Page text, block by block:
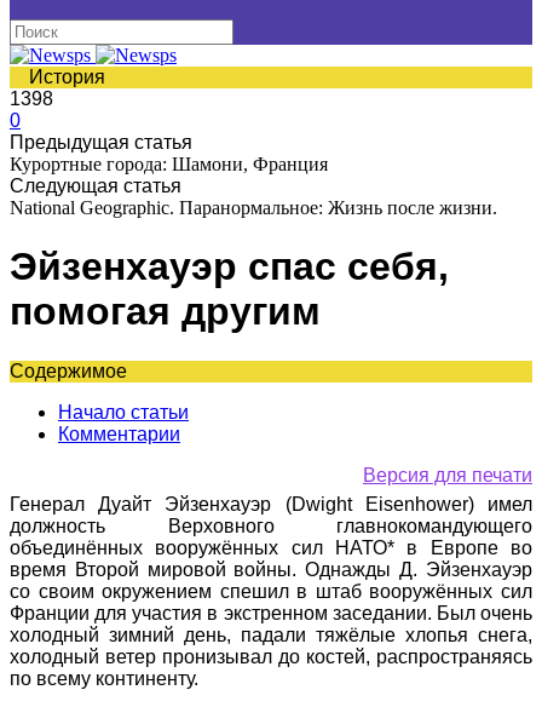
История
1398
0
Предыдущая статья
Курортные города: Шамони, Франция
Следующая статья
National Geographic. Паранормальное: Жизнь после жизни.
Эйзенхауэр спас себя,
помогая другим
Содержимое
Начало статьи
Комментарии
Версия для печати
Генерал Дуайт Эйзенхауэр (Dwight Eisenhower) имел
должность Верховного главнокомандующего
объединённых вооружённых сил НАТО* в Европе во
время Второй мировой войны. Однажды Д. Эйзенхауэр
со своим окружением спешил в штаб вооружённых сил
Франции для участия в экстренном заседании. Был очень
холодный зимний день, падали тяжёлые хлопья снега,
холодный ветер пронизывал до костей, распространяясь
по всему континенту.